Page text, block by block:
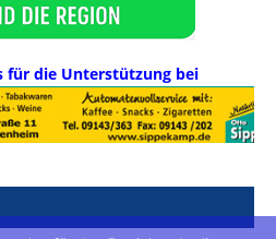
für die Unterstützung bei